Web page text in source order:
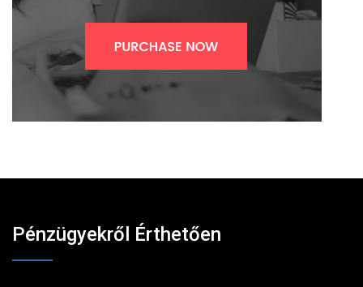
Pénzügyekről Érthetően